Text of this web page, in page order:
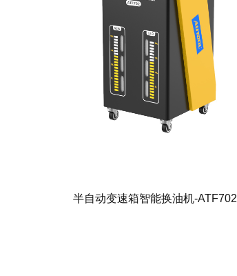
半自动变速箱智能换油机-ATF702